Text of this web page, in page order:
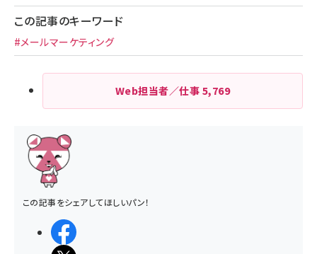
この記事のキーワード
#メールマーケティング
Web担当者／仕事 5,769
この記事をシェアしてほしいパン！